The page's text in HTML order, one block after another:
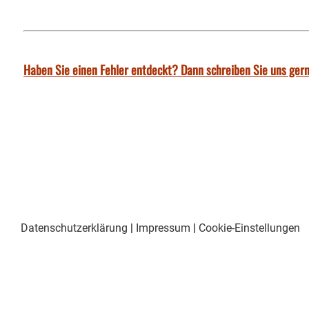
Haben Sie einen Fehler entdeckt? Dann schreiben Sie uns
Datenschutzerklärung | Impressum | Cookie-Einstellungen